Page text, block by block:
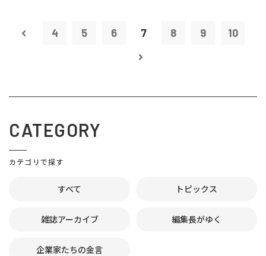
4 5 6 7 8 9 10
CATEGORY
カテゴリで探す
すべて トピックス
雑誌アーカイブ 編集長がゆく
企業家たちの金言